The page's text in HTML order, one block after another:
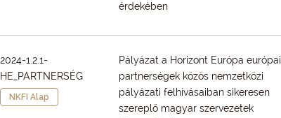
érdekében
2024-1.2.1-
HE_PARTNERSÉG
NKFI Alap
Pályázat a Horizont Európa európai
partnerségek közös nemzetközi
pályázati felhívásaiban sikeresen
szereplő magyar szervezetek